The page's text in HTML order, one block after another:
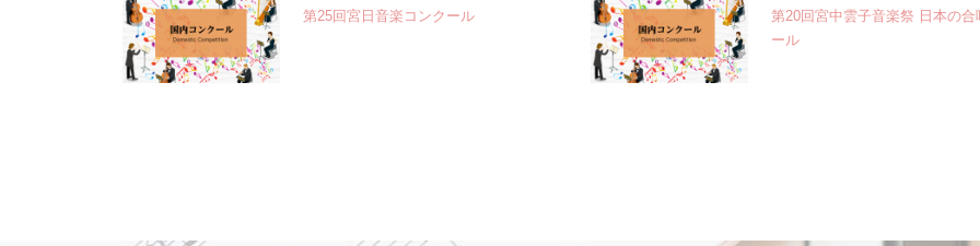
第25回宮日音楽コンクール
第20回宮中雲子音楽祭 日本の合
ール